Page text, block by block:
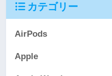
カテゴリー
AirPods
Apple